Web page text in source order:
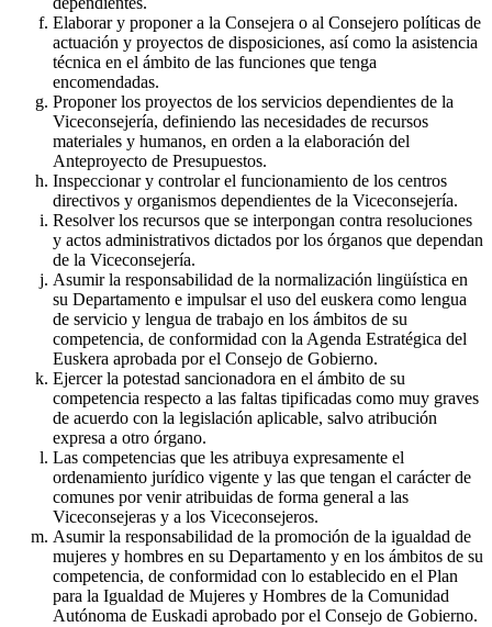
Elaborar y proponer a la Consejera o al Consejero políticas de
actuación y proyectos de disposiciones, así como la asistencia
técnica en el ámbito de las funciones que tenga
encomendadas.
Proponer los proyectos de los servicios dependientes de la
Viceconsejería, definiendo las necesidades de recursos
materiales y humanos, en orden a la elaboración del
Anteproyecto de Presupuestos.
Inspeccionar y controlar el funcionamiento de los centros
directivos y organismos dependientes de la Viceconsejería.
Resolver los recursos que se interpongan contra resoluciones
y actos administrativos dictados por los órganos que dependan
de la Viceconsejería.
Asumir la responsabilidad de la normalización lingüística en
su Departamento e impulsar el uso del euskera como lengua
de servicio y lengua de trabajo en los ámbitos de su
competencia, de conformidad con la Agenda Estratégica del
Euskera aprobada por el Consejo de Gobierno.
Ejercer la potestad sancionadora en el ámbito de su
competencia respecto a las faltas tipificadas como muy graves
de acuerdo con la legislación aplicable, salvo atribución
expresa a otro órgano.
Las competencias que les atribuya expresamente el
ordenamiento jurídico vigente y las que tengan el carácter de
comunes por venir atribuidas de forma general a las
Viceconsejeras y a los Viceconsejeros.
Asumir la responsabilidad de la promoción de la igualdad de
mujeres y hombres en su Departamento y en los ámbitos de su
competencia, de conformidad con lo establecido en el Plan
para la Igualdad de Mujeres y Hombres de la Comunidad
Autónoma de Euskadi aprobado por el Consejo de Gobierno.